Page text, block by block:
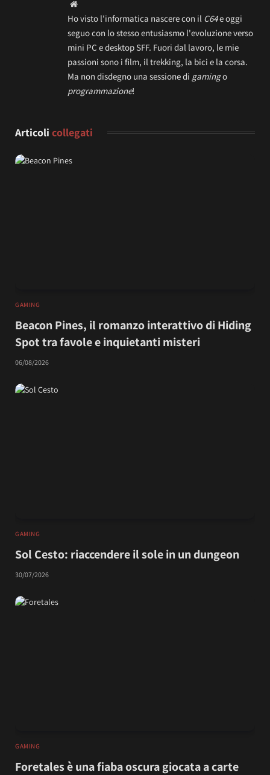
Website
Ho visto l'informatica nascere con il C64e oggi
seguo con lo stesso entusiasmo l'evoluzione verso
mini PC e desktop SFF. Fuori dal lavoro, le mie
passioni sono i film, il trekking, la bici e la corsa.
Ma non disdegno una sessione di gamingo
programmazione!
Articoli collegati
GAMING
Beacon Pines, il romanzo interattivo di Hiding
Spot tra favole e inquietanti misteri
06/08/2026
GAMING
Sol Cesto: riaccendere il sole in un dungeon
30/07/2026
GAMING
Foretales è una fiaba oscura giocata a carte